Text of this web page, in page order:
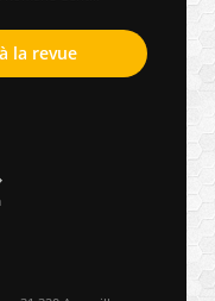
la revue